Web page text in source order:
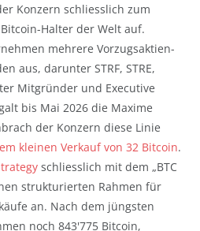
Konzern schliesslich zum
Halter der Welt auf.
mehrere Vorzugsaktien-
aus, darunter STRF, STRE,
Mitgründer und Executive
bis Mai 2026 die Maxime
der Konzern diese Linie
kleinen Verkauf von 32 Bitcoin.
schliesslich mit dem „BTC
strukturierten Rahmen für
an. Nach dem jüngsten
noch 843'775 Bitcoin,